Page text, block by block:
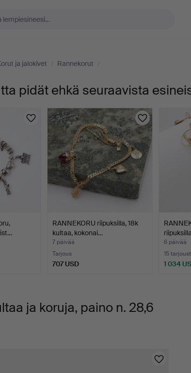
ja jalokivet / Rannekorut /
pidät ehkä seuraavista
RANNEKORU riipuksilla, 18k
kultaa, kokonai…
7 päivää
Tarjous
707 USD
6 päivää
15
1 034
ja koruja, paino n. 28,6